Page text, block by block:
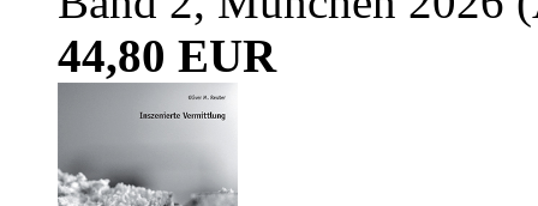
44,80 EUR